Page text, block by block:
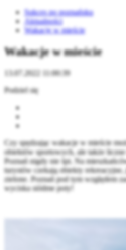
Sukces po poznańsku
Aktualności
Wakacje w mieście
Wakacje w mieście
13.07.2022 11:00:39
Podziel się
Czy spędzając wakacje w mieście
obiektów sportowych, ale także
Poznań nigdy nie śpi. Na
turystów czekają obiekty
zielone. Poznań pod tym względem
wyciska siódme poty!